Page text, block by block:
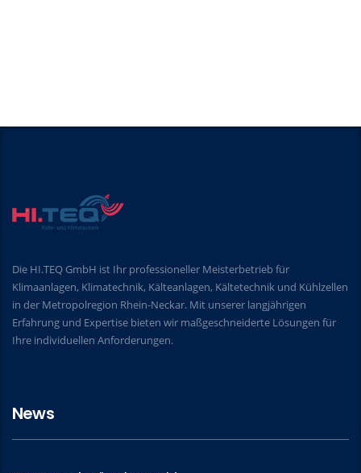
Die HI.TEQ GmbH ist Ihr professioneller Meisterbetrieb für
Klimaanlagen, Klimatechnik, Kälteanlagen, Kältetechnik und Kühlzellen
in der Metropolregion Rhein-Neckar. Mit unserer langjährigen
Erfahrung und Expertise bieten wir maßgeschneiderte Lösungen für
Ihre individuellen Anforderungen.
News